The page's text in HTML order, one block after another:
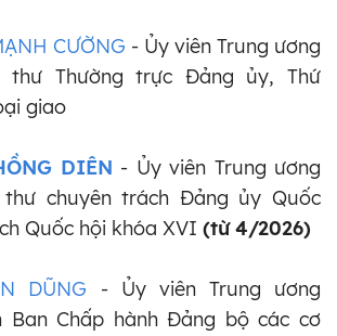
CƯỜNG - Ủy viên Trung ương
thư Thường trực Đảng ủy, Thứ
giao
DIÊN - Ủy viên Trung ương
chuyên trách Đảng ủy Quốc
Quốc hội khóa XVI (từ 4/2026)
DŨNG - Ủy viên Trung ương
Ban Chấp hành Đảng bộ các cơ